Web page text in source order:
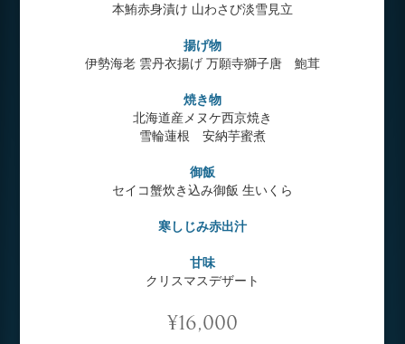
本鮪赤身漬け 山わさび淡雪見立
揚げ物
伊勢海老 雲丹衣揚げ 万願寺獅子唐 鮑茸
焼き物
北海道産メヌケ西京焼き
雪輪蓮根 安納芋蜜煮
御飯
セイコ蟹炊き込み御飯 生いくら
寒しじみ赤出汁
甘味
クリスマスデザート
¥16,000